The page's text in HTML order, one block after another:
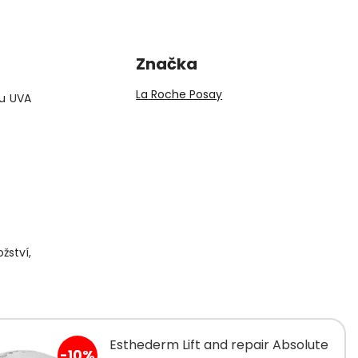
UVA
Značka
La Roche Posay
Esthederm Lift and repair Absolute